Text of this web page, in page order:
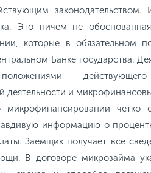
Это ничем не
которые в обязательном
Банке государства.
положениями
и
микрофинансировании четко
информацию о
Заемщик получает все
В договоре микрозайма